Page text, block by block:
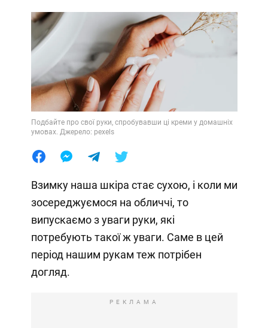
Подбайте про свої руки, спробувавши ці креми у домашніх
умовах. Джерело: pexels
Взимку наша шкіра стає сухою, і коли ми
зосереджуємося на обличчі, то
випускаємо з уваги руки, які
потребують такої ж уваги. Саме в цей
період нашим рукам теж потрібен
догляд.
РЕКЛАМА